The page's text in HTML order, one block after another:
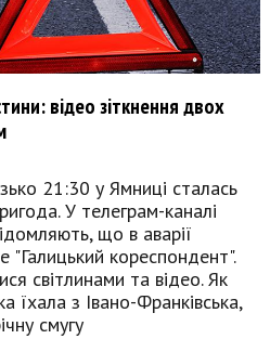
відео зіткнення двох
21:30 у Ямниці сталась
У телеграм-каналі
що в аварії
кореспондент".
світлинами та відео. Як
їхала з Івано-Франківська,
смугу